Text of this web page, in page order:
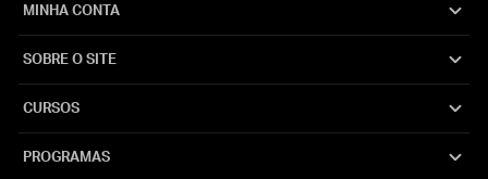
MINHA CONTA
SOBRE O SITE
CURSOS
PROGRAMAS